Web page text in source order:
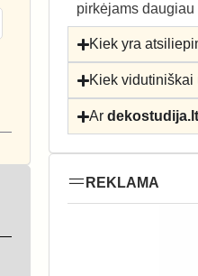
pirkėjams
Kiek yra
Kiek
Ardekostudija.lt
REKLAMA